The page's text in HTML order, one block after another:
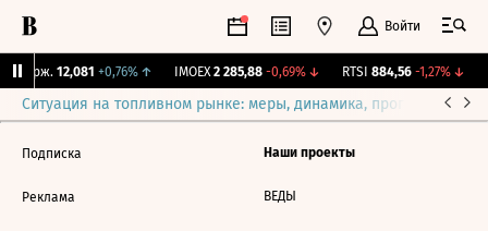
Войти
Бирж. 12,081 +0,76%↑ IMOEX 2 285,88 -0,69%↓ RTSI 884,56 -1,27%↓
Ситуация на топливном рынке: меры, динамика, прогнозы
Подписка
Реклама
Наши проекты
ВЕДЫ